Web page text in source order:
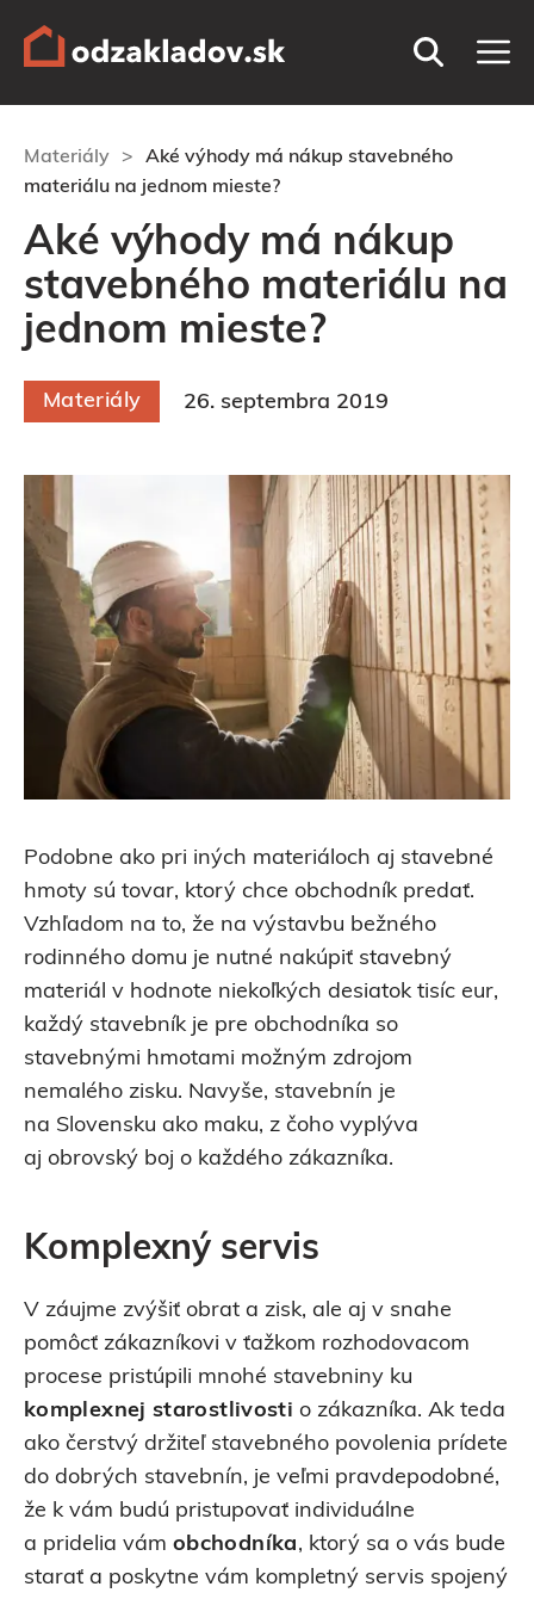
Materiály >
Aké výhody má nákup stavebného
materiálu na jednom mieste?
Aké výhody má nákup
stavebného materiálu na
jednom mieste?
Materiály 26. septembra 2019
Podobne ako pri iných materiáloch aj stavebné
hmoty sú tovar, ktorý chce obchodník predať.
Vzhľadom na to, že na výstavbu bežného
rodinného domu je nutné nakúpiť stavebný
materiál v hodnote niekoľkých desiatok tisíc eur,
každý stavebník je pre obchodníka so
stavebnými hmotami možným zdrojom
nemalého zisku. Navyše, stavebnín je
na Slovensku ako maku, z čoho vyplýva
aj obrovský boj o každého zákazníka.
Komplexný servis
V záujme zvýšiť obrat a zisk, ale aj v snahe
pomôcť zákazníkovi v ťažkom rozhodovacom
procese pristúpili mnohé stavebniny ku
komplexnej starostlivosti o zákazníka. Ak teda
ako čerstvý držiteľ stavebného povolenia prídete
do dobrých stavebnín, je veľmi pravdepodobné,
že k vám budú pristupovať individuálne
a pridelia vám obchodníka, ktorý sa o vás bude
starať a poskytne vám kompletný servis spojený